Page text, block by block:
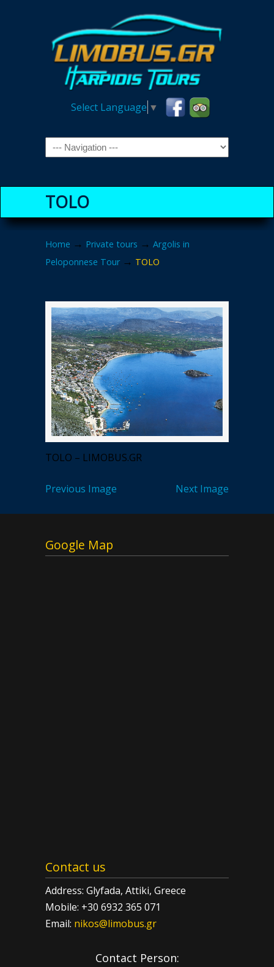
Select Language ▼
Navigation
TOLO
Home → Private tours → Argolis in
Peloponnese Tour→ TOLO
TOLO – LIMOBUS.GR
Previous Image Next Image
Google Map
Contact us
Address: Glyfada, Attiki, Greece
Mobile: +30 6932 365 071
Email: nikos@limobus.gr
Contact Person: